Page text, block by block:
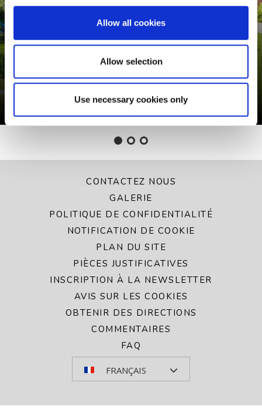
Allow all cookies
Allow selection
Use necessary cookies only
À partir de 239 € séjour total
CONTACTEZ NOUS
GALERIE
POLITIQUE DE CONFIDENTIALITÉ
NOTIFICATION DE COOKIE
PLAN DU SITE
PIÈCES JUSTIFICATIVES
INSCRIPTION À LA NEWSLETTER
AVIS SUR LES COOKIES
OBTENIR DES DIRECTIONS
COMMENTAIRES
FAQ
FRANÇAIS